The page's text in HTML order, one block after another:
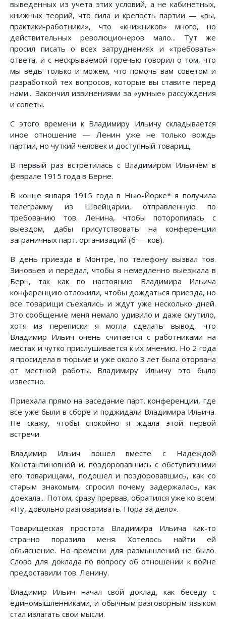
выведенных из учета этих условий, а не кабинетных,
книжных теорий, что сила и крепость партии — «вы,
практики-работники», что «книжников» много, но
действительных революционеров мало... Тут же
просил писать о всех затруднениях и «требовать»
ответа, и с нескрываемой горечью говорил о том, что
мы ведь только и можем, что помочь вам советом и
разработкой тех вопросов, которые вы ставите перед
нами... Закончил извинениями за «умные» рассуждения
и советы.
С этого времени к Владимиру Ильичу складывается
иное отношение — Ленин уже не только вождь
партии, но чуткий человек и доступный товарищ.
В первый раз встретилась с Владимиром Ильичем в
феврале 1915 года в Берне.
В конце января 1915 года в Нью-Йорке* я получила
телеграмму из Швейцарии, отправленную по
требованию тов. Ленина, чтобы поторопилась с
выездом, дабы присутствовать на конференции
заграничных парт. организаций (б — ков).
В день приезда в Монтре, по телефону вызвал тов.
Зиновьев и передал, чтобы я немедленно выезжала в
Берн, так как по настоянию Владимира Ильича
конференцию отложили, чтобы дождаться приезда, но
все товарищи съехались и ждут уже несколько дней.
Это сообщение меня немало удивило и даже смутило,
хотя из переписки я могла сделать вывод, что
Владимир Ильич очень считается с работниками на
местах и чутко прислушивается к их мнению. Но 2 года
я просидела в тюрьме и уже около 3 лет была оторвана
от местной работы. Владимиру Ильичу это было
известно.
Приехала прямо на заседание парт. конференции, где
все уже были в сборе и поджидали Владимира Ильича.
Не скажу, чтобы спокойно я ждала этой первой
встречи.
Владимир Ильич вошел вместе с Надеждой
Константиновной и, поздоровавшись с обступившими
его товарищами, подошел и поздоровавшись, как со
старым знакомым, спросил почему задержалась, как
доехала... Потом, сразу прервав, обратился уже ко всем:
«Ну, довольно разговаривать. Пора за дело».
Товарищеская простота Владимира Ильича как-то
странно поразила меня. Хотелось найти ей
объяснение. Но времени для размышлений не было.
Слово для доклада по вопросу об отношении к войне
предоставили тов. Ленину.
Владимир Ильич начал свой доклад, как беседу с
единомышленниками, и обычным разговорным языком
стал излагать свои мысли.